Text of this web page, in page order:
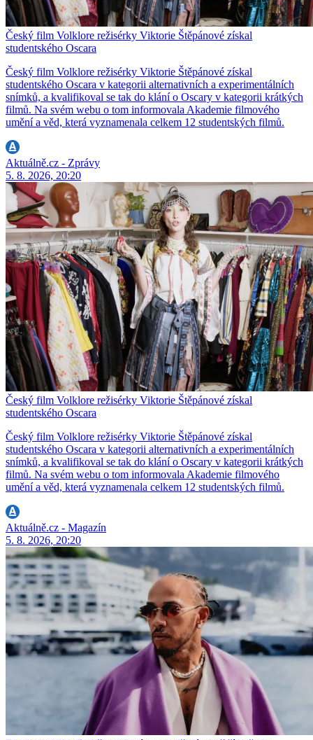
Český film Volklore režisérky Viktorie Štěpánové získal
studentského Oscara
Český film Volklore režisérky Viktorie Štěpánové získal
studentského Oscara v kategorii alternativních a experimentálních
snímků, a kvalifikoval se tak do klání o Oscary v kategorii krátkých
filmů. Na svém webu o tom informovala Akademie filmového
umění a věd, která vyznamenala celkem 12 studentských filmů.
Aktuálně.cz - Zprávy
5. 8. 2026, 20:20
Český film Volklore režisérky Viktorie Štěpánové získal
studentského Oscara
Český film Volklore režisérky Viktorie Štěpánové získal
studentského Oscara v kategorii alternativních a experimentálních
snímků, a kvalifikoval se tak do klání o Oscary v kategorii krátkých
filmů. Na svém webu o tom informovala Akademie filmového
umění a věd, která vyznamenala celkem 12 studentských filmů.
Aktuálně.cz - Magazín
5. 8. 2026, 20:20